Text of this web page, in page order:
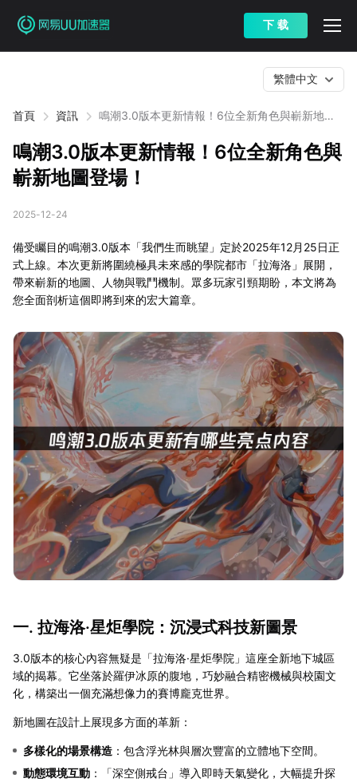
下 载
首頁 資訊
鳴潮3.0版本更新情報！6位全新角色與嶄新地圖
繁體中文
鳴潮3.0版本更新情報！6位全新角色與
嶄新地圖登場！
2025-12-24
備受矚目的鳴潮3.0版本「我們生而眺望」定於2025年12月25日正
式上線。本次更新將圍繞極具未來感的學院都市「拉海洛」展開，
帶來嶄新的地圖、人物與戰鬥機制。眾多玩家引頸期盼，本文將為
您全面剖析這個即將到來的宏大篇章。
一. 拉海洛·星炬學院：沉浸式科技新圖景
3.0版本的核心內容無疑是「拉海洛·星炬學院」這座全新地下城區
域的揭幕。它坐落於羅伊冰原的腹地，巧妙融合精密機械與校園文
化，構築出一個充滿想像力的賽博龐克世界。
新地圖在設計上展現多方面的革新：
多樣化的場景構造 ：包含浮光林與層次豐富的立體地下空間。
動態環境互動 ：「深空側戒台」導入即時天氣變化，大幅提升探